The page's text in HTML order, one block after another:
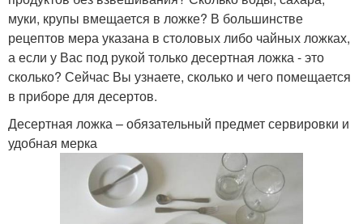
муки, крупы вмещается в ложке? В большинстве
рецептов мера указана в столовых либо чайных ложках,
а если у Вас под рукой только десертная ложка - это
сколько? Сейчас Вы узнаете, сколько и чего помещается
в приборе для десертов.
Десертная ложка – обязательный предмет сервировки и
удобная мерка